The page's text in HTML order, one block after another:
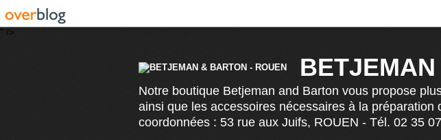
" />
Notre boutique Betjeman and Barton vous propose
ainsi que les accessoires nécessaires à la
coordonnées : 53 rue aux Juifs, ROUEN - Tél. 02 35